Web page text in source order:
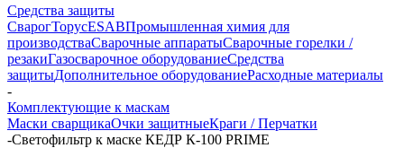
Средства защиты
СварогТорусESABПромышленная химия для
производстваСварочные аппаратыСварочные горелки /
резакиГазосварочное оборудованиеСредства
защитыДополнительное оборудованиеРасходные материалы
-
Комплектующие к маскам
Маски сварщикаОчки защитныеКраги / Перчатки
-Светофильтр к маске КЕДР К-100 PRIME